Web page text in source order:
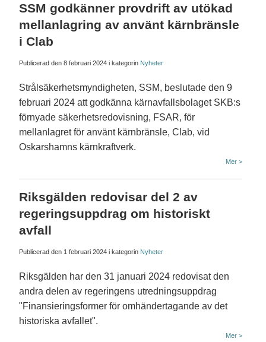
SSM godkänner provdrift av utökad
mellanlagring av använt kärnbränsle
i Clab
Publicerad den 8 februari 2024 i kategorin Nyheter
Strålsäkerhetsmyndigheten, SSM, beslutade den 9
februari 2024 att godkänna kärnavfallsbolaget SKB:s
förnyade säkerhetsredovisning, FSAR, för
mellanlagret för använt kärnbränsle, Clab, vid
Oskarshamns kärnkraftverk.
Mer >
Riksgälden redovisar del 2 av
regeringsuppdrag om historiskt
avfall
Publicerad den 1 februari 2024 i kategorin Nyheter
Riksgälden har den 31 januari 2024 redovisat den
andra delen av regeringens utredningsuppdrag
"Finansieringsformer för omhändertagande av det
historiska avfallet".
Mer >